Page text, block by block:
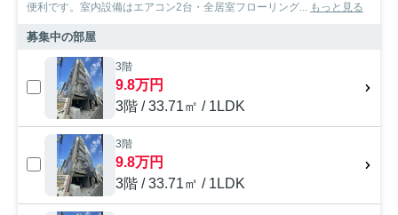
便利です。室内設備はエアコン2台・全居室フローリング... もっと見る
募集中の部屋
3階
9.8万円
3階 / 33.71㎡ / 1LDK
3階
9.8万円
3階 / 33.71㎡ / 1LDK